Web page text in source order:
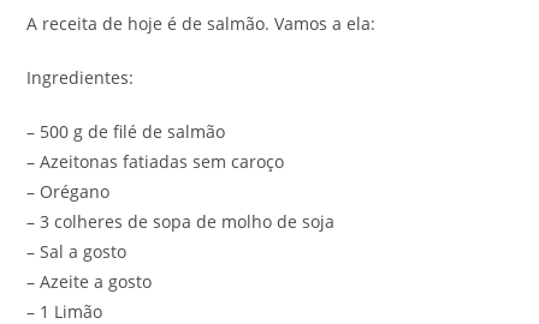
A receita de hoje é de salmão. Vamos a ela:
Ingredientes:
– 500 g de filé de salmão
– Azeitonas fatiadas sem caroço
– Orégano
– 3 colheres de sopa de molho de soja
– Sal a gosto
– Azeite a gosto
– 1 Limão